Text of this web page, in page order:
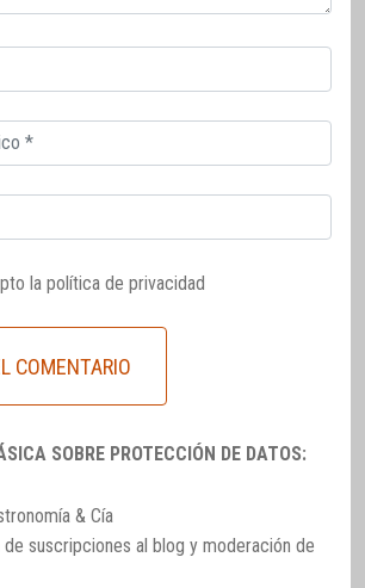
la política de privacidad
SOBRE PROTECCIÓN DE DATOS:
& Cía
de suscripciones al blog y moderación de